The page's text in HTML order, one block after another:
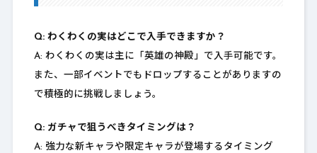
Q: わくわくの実はどこで入手できますか？
A: わくわくの実は主に「英雄の神殿」で入手可能です。
また、一部イベントでもドロップすることがありますの
で積極的に挑戦しましょう。
Q: ガチャで狙うべきタイミングは？
A: 強力な新キャラや限定キャラが登場するタイミング